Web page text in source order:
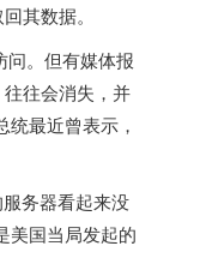
其数据。
问。但有媒体报
往往会消失，并
最近曾表示，
务器看起来没
美国当局发起的